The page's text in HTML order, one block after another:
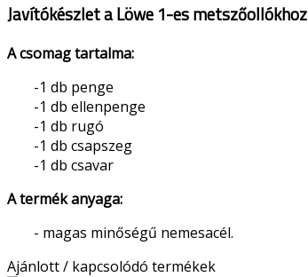
Javítókészlet a Löwe 1-es metszőollókhoz
A csomag tartalma:
-1 db penge
-1 db ellenpenge
-1 db rugó
-1 db csapszeg
-1 db csavar
A termék anyaga:
- magas minőségű nemesacél.
Ajánlott / kapcsolódó termékek